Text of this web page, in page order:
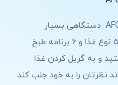
سرخ کن بدون روغن نوتریکوک مدل AFG960 دستگاهی بسیار
باکیفیت و قدرتمند بوده که قابلیت پخت ۵ نوع غذا و ۶ برنامه طبخ
و به گریل کردن غذا
نظرتان را به خود جلب کند